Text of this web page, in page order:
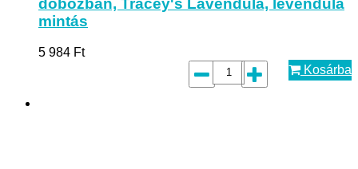
dobozban, Tracey's Lavendula, levendula
mintás
5 984 Ft
Kosárba